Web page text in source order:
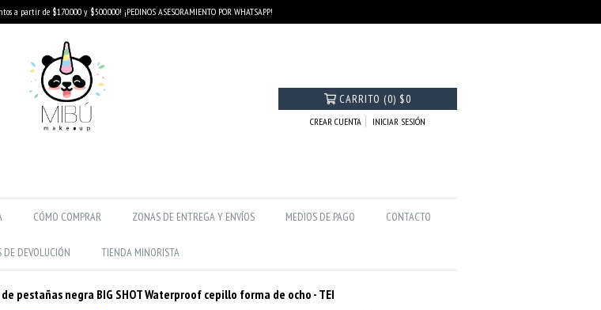
a partir de $170.000 y $500.000! ¡PEDINOS ASESORAMIENTO POR WHATSAPP!
CARRITO (0) $0
CREAR CUENTA INICIAR SESIÓN
CÓMO COMPRAR ZONAS DE ENTREGA Y ENVÍOS MEDIOS DE PAGO CONTACTO
DE DEVOLUCIÓN TIENDA MINORISTA
pestañas negra BIG SHOT Waterproof cepillo forma de ocho - TEI